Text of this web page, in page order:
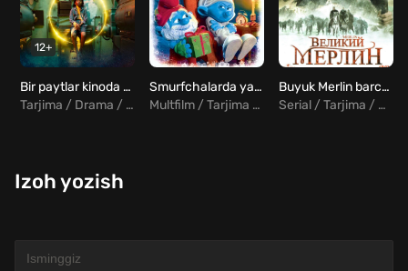
12+
Bir paytlar kinoda / Bir kuni kinoda / Bir vaqtlar kinoda Uzbek Tilida
Tarjima / Drama / Hind
Smurfchalarda yangi yil Uzbek tilida
Multfilm / Tarjima / Drama / Komediya / Sarguzasht
Buyuk Merlin barcha qismlar Uzbek tilida
Serial / Tarjima / Jangari / Drama / Melodrama / Sarguzasht
Izoh yozish